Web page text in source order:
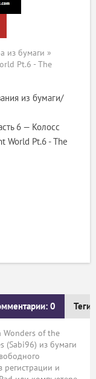
из бумаги »
Pt.6 - The
из бумаги/
6 — Колосс
World Pt.6 - The
0 Теги:
Wonders of the
(Sabi96) из бумаги
регистрации и